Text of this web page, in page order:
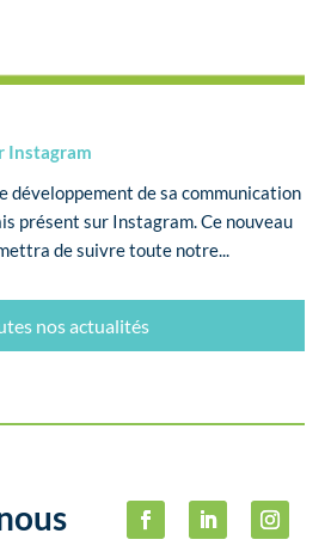
Instagram
développement de sa communication
présent sur Instagram. Ce nouveau
de suivre toute notre...
nos actualités